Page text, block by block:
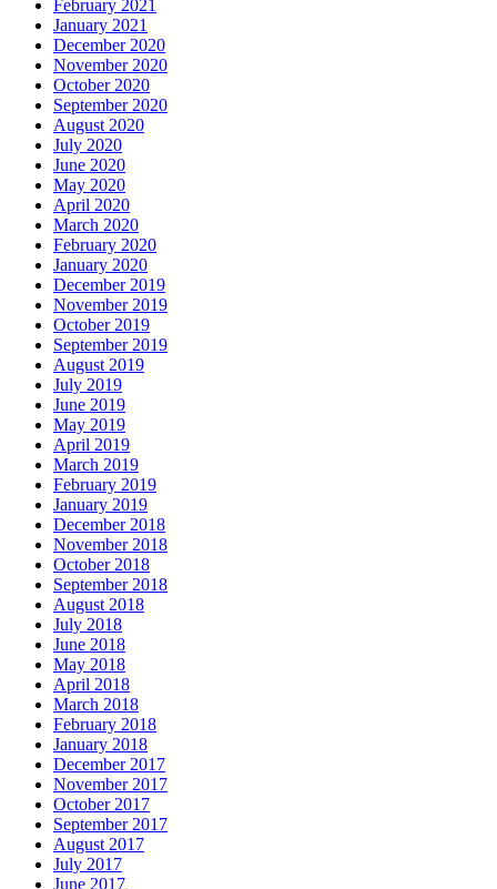
February 2021
January 2021
December 2020
November 2020
October 2020
September 2020
August 2020
July 2020
June 2020
May 2020
April 2020
March 2020
February 2020
January 2020
December 2019
November 2019
October 2019
September 2019
August 2019
July 2019
June 2019
May 2019
April 2019
March 2019
February 2019
January 2019
December 2018
November 2018
October 2018
September 2018
August 2018
July 2018
June 2018
May 2018
April 2018
March 2018
February 2018
January 2018
December 2017
November 2017
October 2017
September 2017
August 2017
July 2017
June 2017